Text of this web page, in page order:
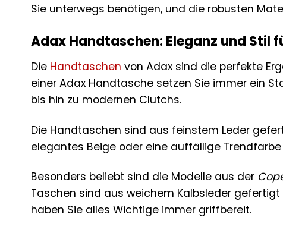
Sie unterwegs benötigen, und die robusten
Adax Handtaschen: Eleganz und Stil
Die Handtaschen von Adax sind die perfekte
einer Adax Handtasche setzen Sie immer ein
bis hin zu modernen Clutchs.
Die Handtaschen sind aus feinstem Leder
elegantes Beige oder eine auffällige
Besonders beliebt sind die Modelle aus der
Taschen sind aus weichem Kalbsleder
haben Sie alles Wichtige immer griffbereit.